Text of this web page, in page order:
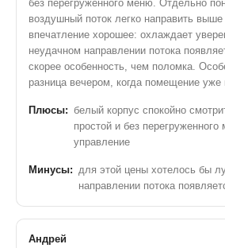
без перегруженного меню. Отдельно
воздушный поток легко направить
впечатление хорошее: охлаждает
неудачном направлении потока
скорее особенность, чем поломка.
разница вечером, когда помещение уже
Плюсы: белый корпус спокойно
простой и без
управление
Минусы: для этой цены хотелось бы
направлении потока
Андрей